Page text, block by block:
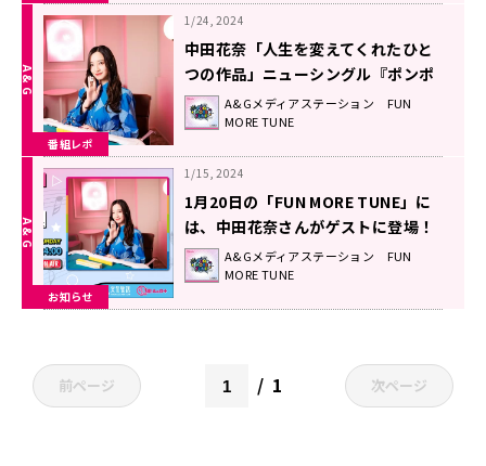
番組レポ
1/24, 2024
中田花奈「人生を変えてくれたひと
つの作品」ニューシングル『ポンポ
ポポン』に込めた想い！
A&Gメディアステーション FUN
MORE TUNE
お知らせ
1/15, 2024
1月20日の「FUN MORE TUNE」に
は、中田花奈さんがゲストに登場！
A&Gメディアステーション FUN
MORE TUNE
前ページ 1 次ページ